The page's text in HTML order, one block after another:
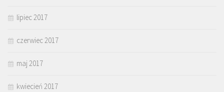
lipiec 2017
czerwiec 2017
maj 2017
kwiecień 2017